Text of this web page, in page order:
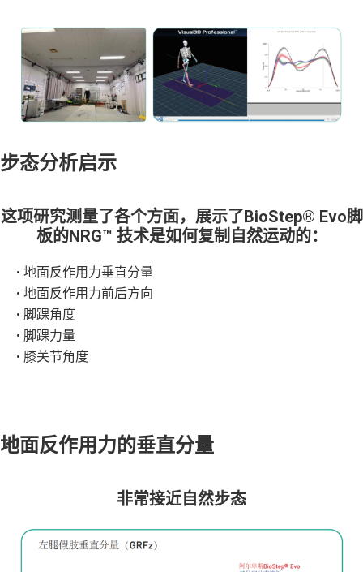
步态分析启示
这项研究测量了各个方面，展示了BioStep® Evo脚
板的NRG™ 技术是如何复制自然运动的：
• 地面反作用力垂直分量
• 地面反作用力前后方向
• 脚踝角度
• 脚踝力量
• 膝关节角度
地面反作用力的垂直分量
非常接近自然步态